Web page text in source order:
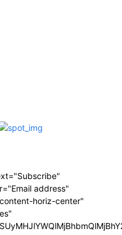
address"
horiz-center"